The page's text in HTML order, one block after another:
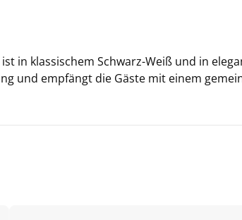
ist in klas­si­schem Schwarz-​Weiß und in
und emp­fängt die Gäste mit einem